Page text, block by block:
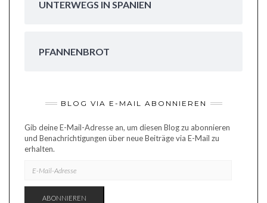
UNTERWEGS IN SPANIEN
PFANNENBROT
BLOG VIA E-MAIL ABONNIEREN
Gib deine E-Mail-Adresse an, um diesen Blog zu abonnieren
und Benachrichtigungen über neue Beiträge via E-Mail zu
erhalten.
MAIL-
ABONNIEREN